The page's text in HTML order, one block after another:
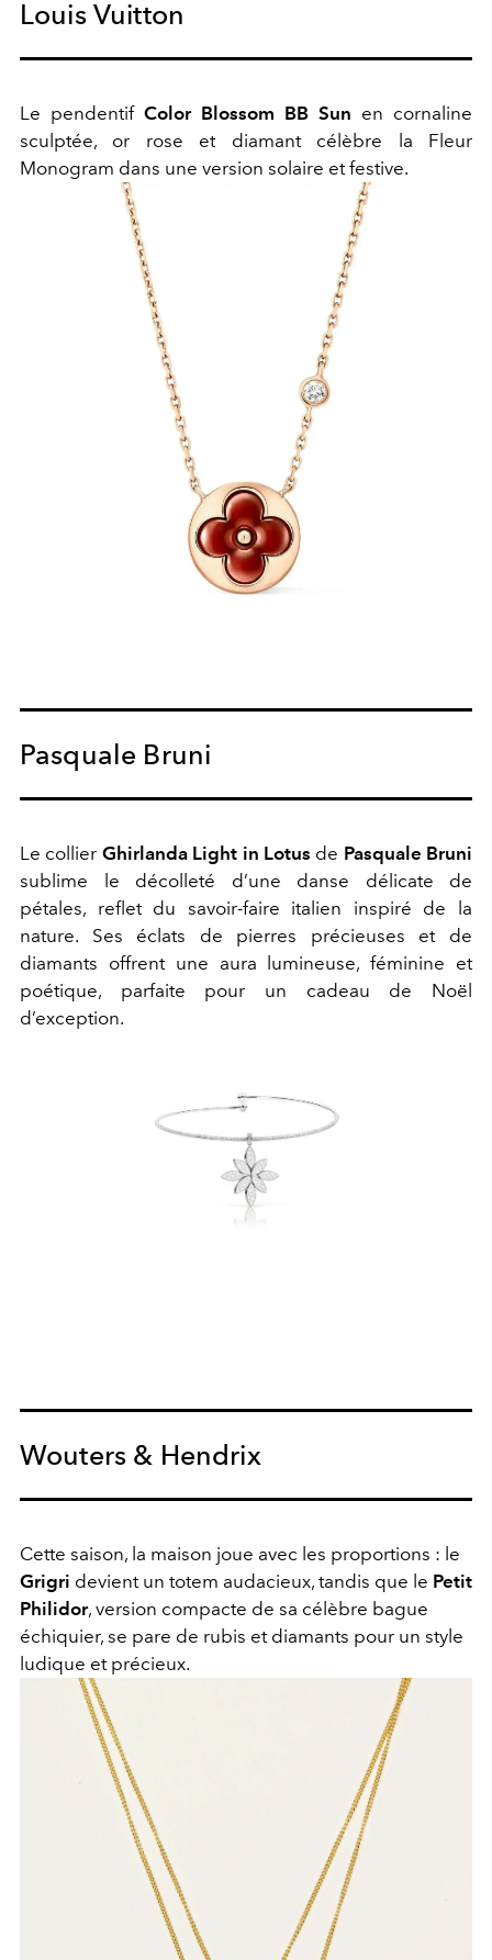
Louis Vuitton
Le pendentif Color Blossom BB Sun en cornaline
sculptée, or rose et diamant célèbre la Fleur
Monogram dans une version solaire et festive.
Pasquale Bruni
Le collier Ghirlanda Light in Lotus de Pasquale Bruni
sublime le décolleté d’une danse délicate de
pétales, reflet du savoir-faire italien inspiré de la
nature. Ses éclats de pierres précieuses et de
diamants offrent une aura lumineuse, féminine et
poétique, parfaite pour un cadeau de Noël
d’exception.
Wouters & Hendrix
Cette saison, la maison joue avec les proportions : le
Grigri devient un totem audacieux, tandis que le Petit
Philidor, version compacte de sa célèbre bague
échiquier, se pare de rubis et diamants pour un style
ludique et précieux.